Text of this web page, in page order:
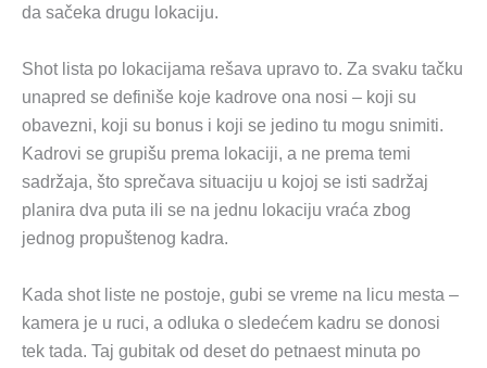
da sačeka drugu lokaciju.
Shot lista po lokacijama rešava upravo to. Za svaku tačku
unapred se definiše koje kadrove ona nosi – koji su
obavezni, koji su bonus i koji se jedino tu mogu snimiti.
Kadrovi se grupišu prema lokaciji, a ne prema temi
sadržaja, što sprečava situaciju u kojoj se isti sadržaj
planira dva puta ili se na jednu lokaciju vraća zbog
jednog propuštenog kadra.
Kada shot liste ne postoje, gubi se vreme na licu mesta –
kamera je u ruci, a odluka o sledećem kadru se donosi
tek tada. Taj gubitak od deset do petnaest minuta po